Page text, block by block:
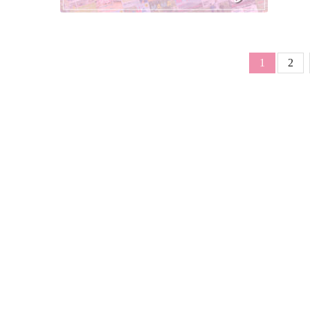
ページ送り
カレント
1 Page
2